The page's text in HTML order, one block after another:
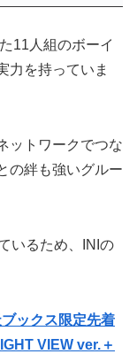
11人組のボーイ
力を持っていま
ットワークでつな
の絆も強いグルー
いるため、INIの
ックス限定先着
VIEW ver.＋